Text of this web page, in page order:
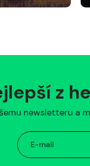
z
newsletteru a